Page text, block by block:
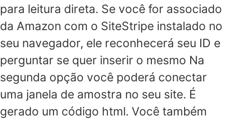
para leitura direta. Se você for associado
da Amazon com o SiteStripe instalado no
seu navegador, ele reconhecerá seu ID e
perguntar se quer inserir o mesmo Na
segunda opção você poderá conectar
uma janela de amostra no seu site. É
gerado um código html. Você também